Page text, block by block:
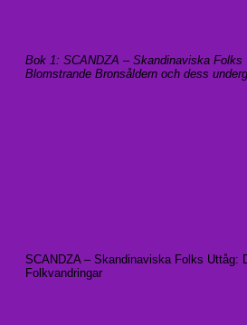
Bok 1: SCANDZA – Skandinaviska Folks
Blomstrande Bronsåldern och dess
SCANDZA – Skandinaviska Folks Uttåg:
Folkvandringar